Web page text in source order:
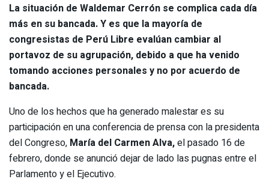
La situación de Waldemar Cerrón se complica cada día
más en su bancada. Y es que la mayoría de
congresistas de Perú Libre evalúan cambiar al
portavoz de su agrupación, debido a que ha venido
tomando acciones personales y no por acuerdo de
bancada.
Uno de los hechos que ha generado malestar es su
participación en una conferencia de prensa con la presidenta
del Congreso, María del Carmen Alva,el pasado 16 de
febrero, donde se anunció dejar de lado las pugnas entre el
Parlamento y el Ejecutivo.